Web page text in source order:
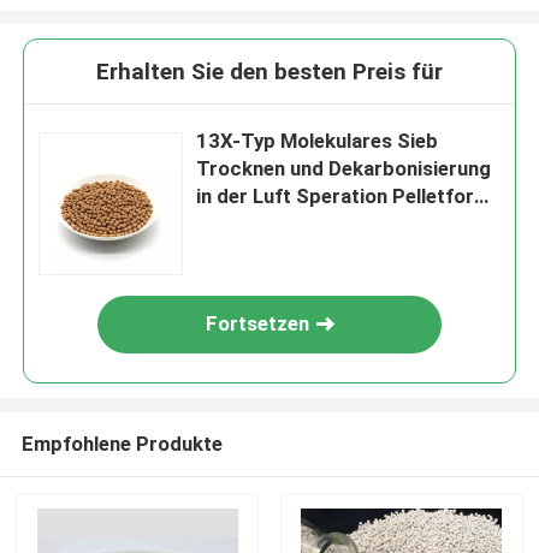
Erhalten Sie den besten Preis für
13X-Typ Molekulares Sieb
Trocknen und Dekarbonisierung
in der Luft Speration Pelletform
Fortsetzen
Empfohlene Produkte